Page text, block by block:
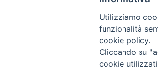
Utilizziamo
funzionalità
cookie policy.
Cliccando su
cookie